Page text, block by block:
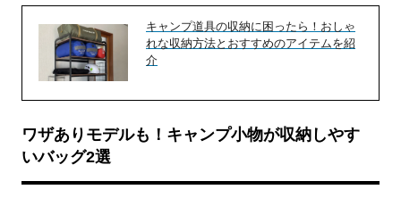
キャンプ道具の収納に困ったら！おしゃ
れな収納方法とおすすめのアイテムを紹
介
ワザありモデルも！キャンプ小物が収納しやす
いバッグ2選